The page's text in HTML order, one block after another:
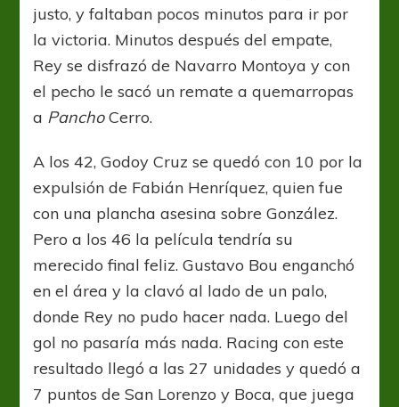
justo, y faltaban pocos minutos para ir por
la victoria. Minutos después del empate,
Rey se disfrazó de Navarro Montoya y con
el pecho le sacó un remate a quemarropas
a PanchoCerro.
A los 42, Godoy Cruz se quedó con 10 por la
expulsión de Fabián Henríquez, quien fue
con una plancha asesina sobre González.
Pero a los 46 la película tendría su
merecido final feliz. Gustavo Bou enganchó
en el área y la clavó al lado de un palo,
donde Rey no pudo hacer nada. Luego del
gol no pasaría más nada. Racing con este
resultado llegó a las 27 unidades y quedó a
7 puntos de San Lorenzo y Boca, que juega